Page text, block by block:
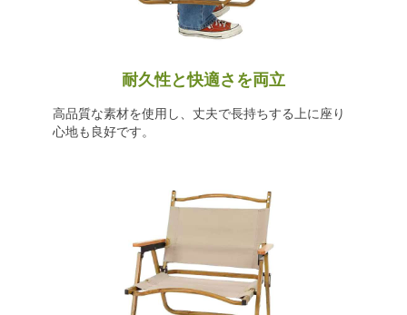
耐久性と快適さを両立
高品質な素材を使用し、丈夫で長持ちする上に座り
心地も良好です。